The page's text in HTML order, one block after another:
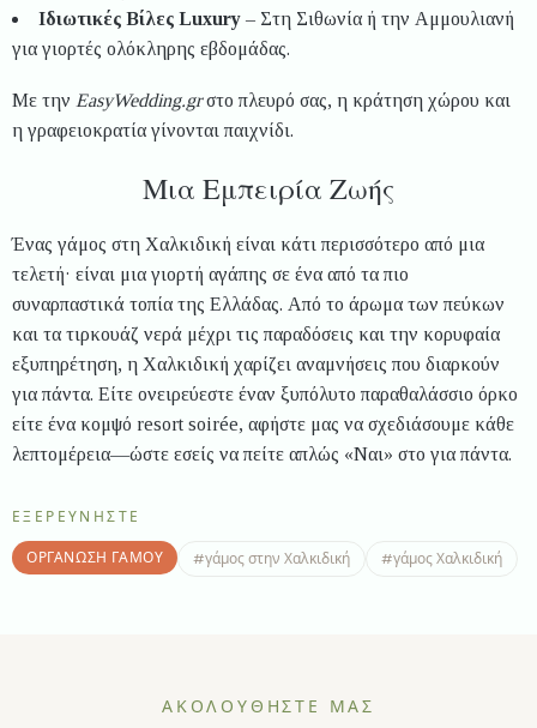
Ιδιωτικές Βίλες Luxury – Στη Σιθωνία ή την Αμμουλιανή
για γιορτές ολόκληρης εβδομάδας.
Με την EasyWedding.grστο πλευρό σας, η κράτηση χώρου και
η γραφειοκρατία γίνονται παιχνίδι.
Μια Εμπειρία Ζωής
Ένας γάμος στη Χαλκιδική είναι κάτι περισσότερο από μια
τελετή· είναι μια γιορτή αγάπης σε ένα από τα πιο
συναρπαστικά τοπία της Ελλάδας. Από το άρωμα των πεύκων
και τα τιρκουάζ νερά μέχρι τις παραδόσεις και την κορυφαία
εξυπηρέτηση, η Χαλκιδική χαρίζει αναμνήσεις που διαρκούν
για πάντα. Είτε ονειρεύεστε έναν ξυπόλυτο παραθαλάσσιο όρκο
είτε ένα κομψό resort soirée, αφήστε μας να σχεδιάσουμε κάθε
λεπτομέρεια—ώστε εσείς να πείτε απλώς «Ναι» στο για πάντα.
ΕΞΕΡΕΥΝΉΣΤΕ
ΟΡΓΆΝΩΣΗ ΓΆΜΟΥ #γάμος στην Χαλκιδική #γάμος Χαλκιδική
ΑΚΟΛΟΥΘΉΣΤΕ ΜΑΣ